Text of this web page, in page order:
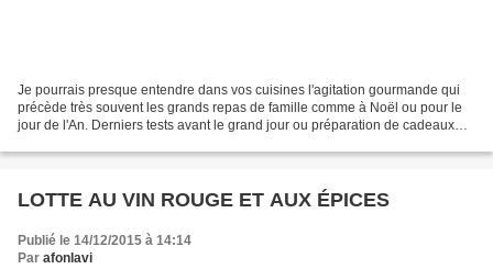
Je pourrais presque entendre dans vos cuisines l'agitation gourmande qui
précède très souvent les grands repas de famille comme à Noël ou pour le
jour de l'An. Derniers tests avant le grand jour ou préparation de cadeaux
LOTTE AU VIN ROUGE ET AUX ÉPICES
Publié le 14/12/2015 à 14:14
Par afonlavi